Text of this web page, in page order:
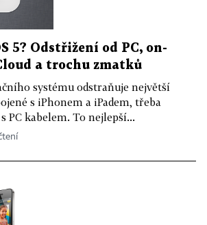
5? Odstřižení od PC, on-
a trochu zmatků
systému odstraňuje největší
s iPhonem a iPadem, třeba
PC kabelem. To nejlepší...